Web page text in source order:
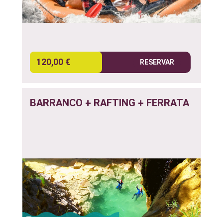
120,00 € RESERVAR
BARRANCO + RAFTING + FERRATA